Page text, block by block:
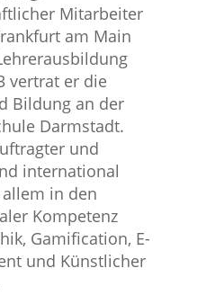
Mitarbeiter
am Main
vertrat er die
Bildung an der
Darmstadt.
und
international
in den
Kompetenz
Gamification, E-
und Künstlicher